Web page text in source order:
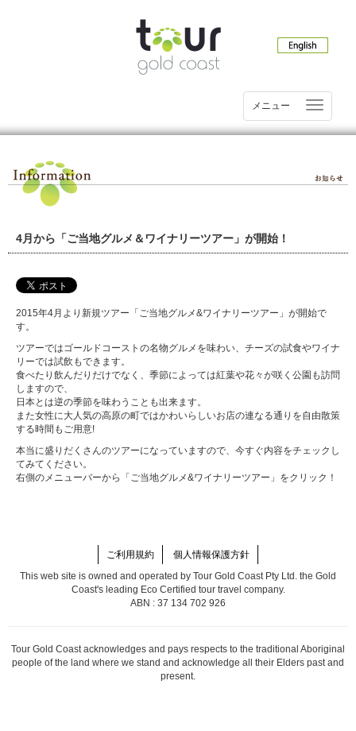
メニュー
4月から「ご当地グルメ＆ワイナリーツアー」が開始！
2015年4月より新規ツアー「ご当地グルメ&ワイナリーツアー」が開始で
す。
ツアーではゴールドコーストの名物グルメを味わい、チーズの試食やワイナ
リーでは試飲もできます。
食べたり飲んだりだけでなく、季節によっては紅葉や花々が咲く公園も訪問
しますので、
日本とは逆の季節を味わうことも出来ます。
また女性に大人気の高原の町ではかわいらしいお店の連なる通りを自由散策
する時間もご用意!
本当に盛りだくさんのツアーになっていますので、今すぐ内容をチェックし
てみてください。
右側のメニューバーから「ご当地グルメ&ワイナリーツアー」をクリック！
ご利用規約
個人情報保護方針
This web site is owned and operated by Tour Gold Coast Pty Ltd. the Gold
Coast's leading Eco Certified tour travel company.
ABN : 37 134 702 926
Tour Gold Coast acknowledges and pays respects to the traditional Aboriginal
people of the land where we stand and acknowledge all their Elders past and
present.